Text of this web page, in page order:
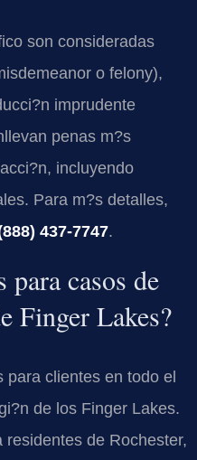
son consideradas
o felony),
imprudente
penas m?s
incluyendo
Para m?s detalles,
437-7747.
para casos de
Finger Lakes?
para clientes en todo el
de los Finger Lakes.
de Rochester,